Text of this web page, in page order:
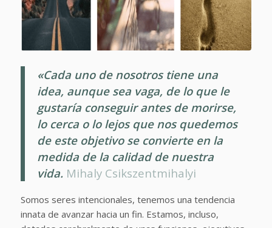
«Cada uno de nosotros tiene una
idea, aunque sea vaga, de lo que le
gustaría conseguir antes de morirse,
lo cerca o lo lejos que nos quedemos
de este objetivo se convierte en la
medida de la calidad de nuestra
vida. Mihaly Csikszentmihalyi
Somos seres intencionales, tenemos una tendencia
innata de avanzar hacia un fin. Estamos, incluso,